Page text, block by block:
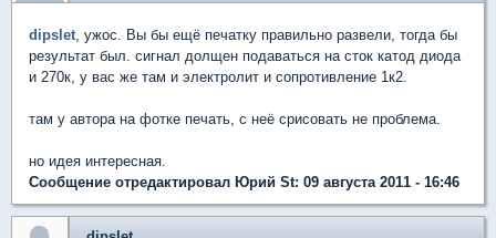
dipslet, ужос. Вы бы ещё печатку правильно развели, тогда бы
результат был. сигнал долщен подаваться на сток катод диода
и 270к, у вас же там и электролит и сопротивление 1к2.
там у автора на фотке печать, с неё срисовать не проблема.
но идея интересная.
Сообщение отредактировал Юрий St: 09 августа 2011 - 16:46